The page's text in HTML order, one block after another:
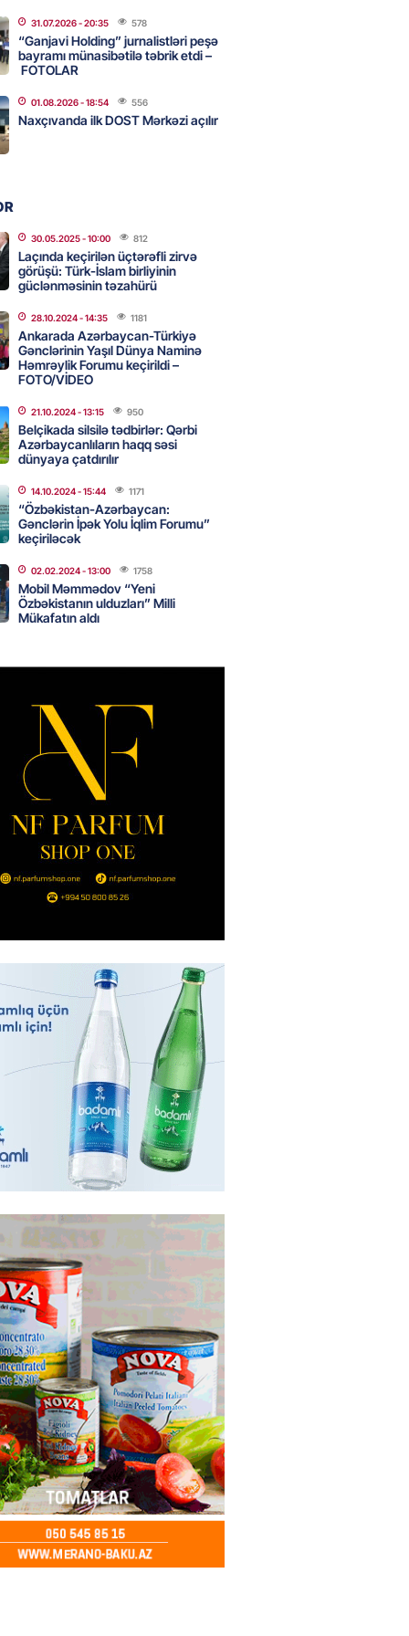
Müqavilə olmasa da,
ödənilməlidir
dənizdə üç yük gəmisini
Ərəbistanını VURDU:
var
Səudiyyə Ərəbistanı və
- 10:15 85
uçan taksilər fəaliyyətə
nefti 93 dollara satılır
boğazında nəzarətin İrana
rədd edib
- 09:30
şok açıqlama: Qara və Azov
120 min delfin məhv olub
- 18:19
bağlı bu qaydalar
– Əkrəm Həsənovdan
- 18:11 133
işdə yeni bağlantı –
Bank”ın 2 səhmdar şirkətinin
292
- 17:30 120
çıxan məktəbdə nələr
– REPORTAJ
- 17:15 137
“Şöhrət” ordeni ilə təltif
Aslanbəyli kimdir? –
- 17:00 217
yayılan iddialarla
31.07.2026- 20:35 578
“Ganjavi Holding” jurnalistləri peşə
bayramı münasibətilə təbrik etdi –
FOTOLAR
01.08.2026- 18:54 556
Naxçıvanda ilk DOST Mərkəzi açılır
30.05.2025- 10:00 812
Laçında keçirilən üçtərəfli zirvə
görüşü: Türk-İslam birliyinin
güclənməsinin təzahürü
28.10.2024- 14:35 1181
Ankarada Azərbaycan-Türkiyə
Gənclərinin Yaşıl Dünya Naminə
Həmrəylik Forumu keçirildi –
FOTO/VİDEO
21.10.2024- 13:15 950
Belçikada silsilə tədbirlər: Qərbi
Azərbaycanlıların haqq səsi
dünyaya çatdırılır
14.10.2024- 15:44 1171
“Özbəkistan-Azərbaycan:
Gənclərin İpək Yolu İqlim Forumu”
keçiriləcək
02.02.2024- 13:00 1758
Mobil Məmmədov “Yeni
Özbəkistanın ulduzları” Milli
Mükafatın aldı